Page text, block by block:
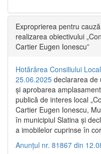
Exproprierea pentru
realizarea obiectivului
Cartier Eugen Ionescu”
Hotărârea Consiliului
25.06.2025 declararea de
și aprobarea
publică de interes local
Cartier Eugen Ionescu,
în municipiul Slatina și
a imobilelor cuprinse în
Anunțul nr. 81867 din